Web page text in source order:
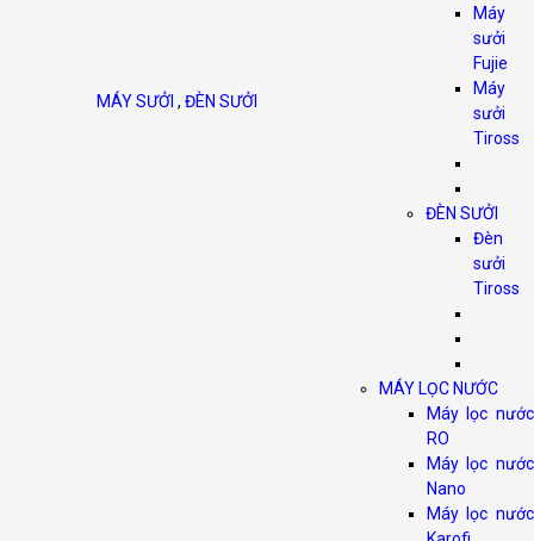
MÁY SƯỞI,ĐÈN SƯỞI
Máy
sưởi
Fujie
Máy
sưởi
Tiross
ĐÈN SƯỞI
Đèn
sưởi
Tiross
MÁY LỌC NƯỚC
Máy lọc nước
RO
Máy lọc nước
Nano
Máy lọc nước